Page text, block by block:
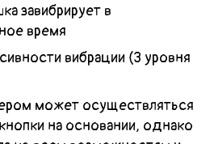
завибрирует в
время
вибрации (3 уровня
может осуществляться
на основании, однако